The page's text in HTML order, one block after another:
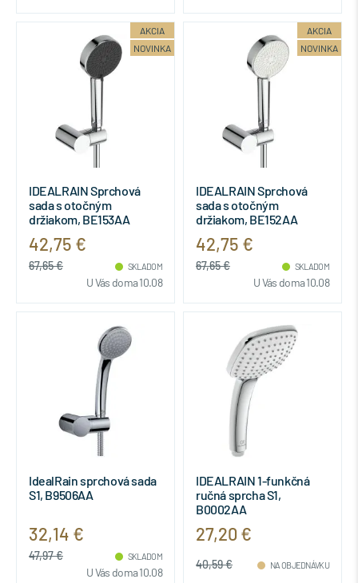
AKCIA
NOVINKA
IDEALRAIN Sprchová
sada s otočným
držiakom, BE153AA
42,75 €
67,65 € SKLADOM
U Vás doma 10.08
AKCIA
NOVINKA
IDEALRAIN Sprchová
sada s otočným
držiakom, BE152AA
42,75 €
67,65 € SKLADOM
U Vás doma 10.08
IdealRain sprchová sada
S1, B9506AA
32,14 €
47,97 € SKLADOM
U Vás doma 10.08
IDEALRAIN 1-funkčná
ručná sprcha S1,
B0002AA
27,20 €
40,59 € NA OBJEDNÁVKU